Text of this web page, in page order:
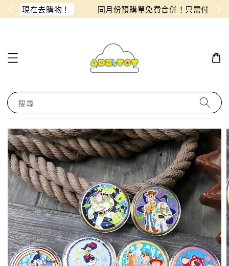
！ 同月份預購單免費合併！只需付一筆運費
搜尋